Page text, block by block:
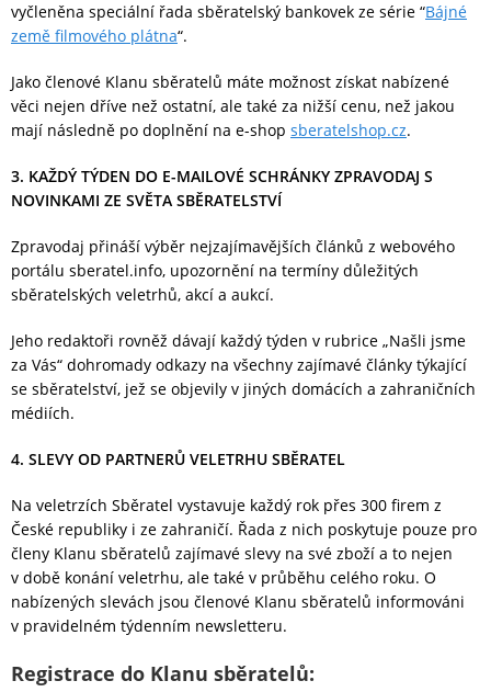
vyčleněna speciální řada sběratelský bankovek ze série “Bájné
země filmového plátna“.
Jako členové Klanu sběratelů máte možnost získat nabízené
věci nejen dříve než ostatní, ale také za nižší cenu, než jakou
mají následně po doplnění na e-shop sberatelshop.cz.
3. KAŽDÝ TÝDEN DO E-MAILOVÉ SCHRÁNKY ZPRAVODAJ S
NOVINKAMI ZE SVĚTA SBĚRATELSTVÍ
Zpravodaj přináší výběr nejzajímavějších článků z webového
portálu sberatel.info, upozornění na termíny důležitých
sběratelských veletrhů, akcí a aukcí.
Jeho redaktoři rovněž dávají každý týden v rubrice „Našli jsme
za Vás“ dohromady odkazy na všechny zajímavé články týkající
se sběratelství, jež se objevily v jiných domácích a zahraničních
médiích.
4. SLEVY OD PARTNERŮ VELETRHU SBĚRATEL
Na veletrzích Sběratel vystavuje každý rok přes 300 firem z
České republiky i ze zahraničí. Řada z nich poskytuje pouze pro
členy Klanu sběratelů zajímavé slevy na své zboží a to nejen
v době konání veletrhu, ale také v průběhu celého roku. O
nabízených slevách jsou členové Klanu sběratelů informováni
v pravidelném týdenním newsletteru.
Registrace do Klanu sběratelů: